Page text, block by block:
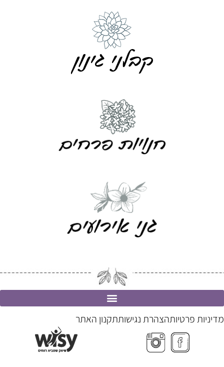
מדיניות פרטיותהצהרת נגישותתקנון האתר